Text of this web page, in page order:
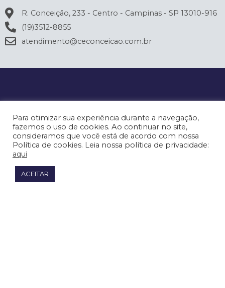
R. Conceição, 233 - Centro - Campinas - SP 13010-916
(19)3512-8855
atendimento@ceconceicao.com.br
Para otimizar sua experiência durante a navegação,
fazemos o uso de cookies. Ao continuar no site,
consideramos que você está de acordo com nossa
Política de cookies. Leia nossa política de privacidade:
aqui
ACEITAR